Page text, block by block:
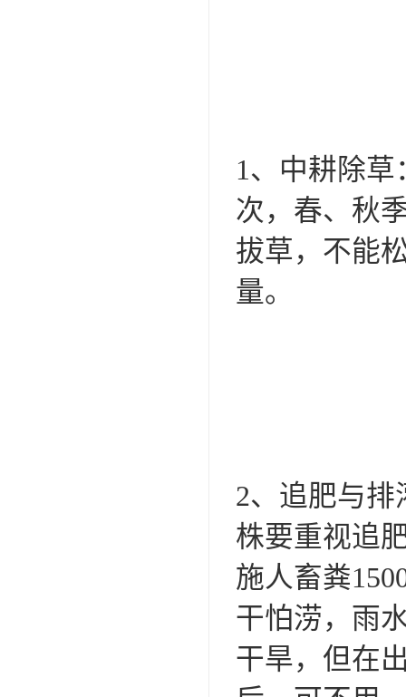
1、中耕除
次，春、秋
拔草，不能
量。
2、追肥与
株要重视追
施人畜粪
干怕涝，雨
干旱，但在